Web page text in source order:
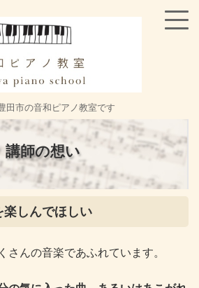
田市の音和ピアノ教室です
講師の想い
楽しんでほしい
さんの音楽であふれています。